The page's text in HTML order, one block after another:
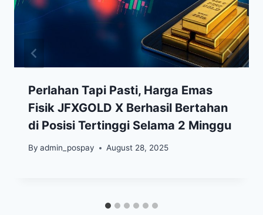
Perlahan Tapi Pasti, Harga Emas
Fisik JFXGOLD X Berhasil Bertahan
di Posisi Tertinggi Selama 2 Minggu
By admin_pospay August 28, 2025